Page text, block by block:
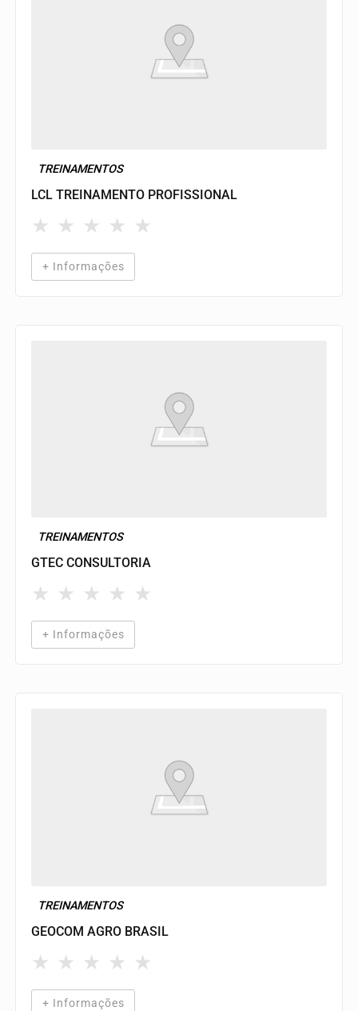
TREINAMENTOS
LCL TREINAMENTO PROFISSIONAL
★ ★ ★ ★ ★
+ Informações
TREINAMENTOS
GTEC CONSULTORIA
★ ★ ★ ★ ★
+ Informações
TREINAMENTOS
GEOCOM AGRO BRASIL
★ ★ ★ ★ ★
+ Informações